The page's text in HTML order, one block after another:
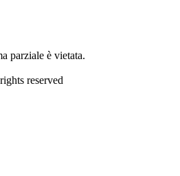
parziale è vietata.
reserved